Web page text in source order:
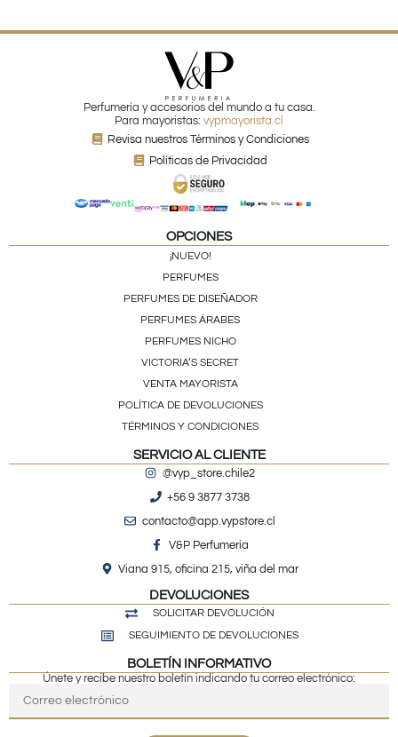
Perfumería y accesorios del mundo a tu casa.
Para mayoristas: vypmayorista.cl
Revisa nuestros Términos y Condiciones
Políticas de Privacidad
OPCIONES
¡NUEVO!
PERFUMES
PERFUMES DE DISEÑADOR
PERFUMES ÁRABES
PERFUMES NICHO
VICTORIA’S SECRET
VENTA MAYORISTA
POLÍTICA DE DEVOLUCIONES
TÉRMINOS Y CONDICIONES
SERVICIO AL CLIENTE
@vyp_store.chile2
+56 9 3877 3738
contacto@app.vypstore.cl
V&P Perfumeria
Viana 915, oficina 215, viña del mar
DEVOLUCIONES
SOLICITAR DEVOLUCIÓN
SEGUIMIENTO DE DEVOLUCIONES
BOLETÍN INFORMATIVO
Únete y recibe nuestro boletín indicando tu correo electrónico: